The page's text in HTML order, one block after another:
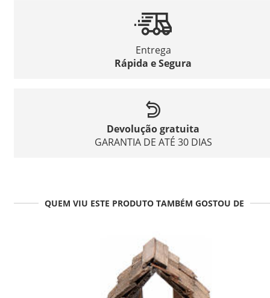
Entrega
Rápida e Segura
Devolução gratuita
GARANTIA DE ATÉ 30 DIAS
QUEM VIU ESTE PRODUTO TAMBÉM GOSTOU DE